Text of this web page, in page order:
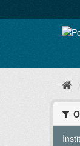
to